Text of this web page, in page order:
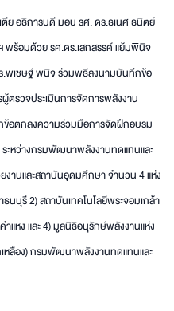
ย อธิการบดี มอบ รศ. ดร.ธเนศ ธนิตย์
ร้อมด้วย รศ.ดร.เสกสรรค์ แย้มพินิจ
พิเชษฐ์ พินิจ ร่วมพิธีลงนามบันทึกข้อ
รวจประเมินการจัดการพลังงาน
ข้อตกลงความร่วมมือการจัดฝึกอบรม
ะหว่างกรมพัฒนาพลังงานทดแทนและ
านและสถาบันอุดมศึกษา จำนวน 4 แห่ง
นบุรี 2) สถาบันเทคโนโลยีพระจอมเกล้า
แหง และ 4) มูลนิธิอนุรักษ์พลังงานแห่ง
หลือง) กรมพัฒนาพลังงานทดแทนและ